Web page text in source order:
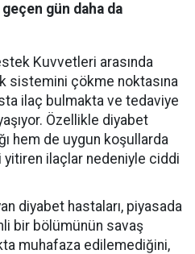
gün daha da
Kuvvetleri arasında
sistemini çökme noktasına
ilaç bulmakta ve tedaviye
Özellikle diyabet
hem de uygun koşullarda
yitiren ilaçlar nedeniyle ciddi
diyabet hastaları, piyasada
bir bölümünün savaş
muhafaza edilemediğini,